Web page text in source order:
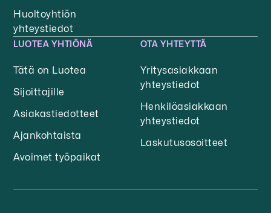
Huoltoyhtiön
yhteystiedot
LUOTEA YHTIÖNÄ
Tätä on Luotea
Sijoittajille
Asiakastiedotteet
Ajankohtaista
Avoimet työpaikat
OTA YHTEYTTÄ
Yritysasiakkaan
yhteystiedot
Henkilöasiakkaan
yhteystiedot
Laskutusosoitteet